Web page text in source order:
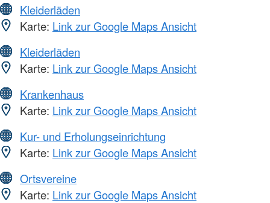
Kleiderläden
Karte: Link zur Google Maps Ansicht
Kleiderläden
Karte: Link zur Google Maps Ansicht
Krankenhaus
Karte: Link zur Google Maps Ansicht
Kur- und Erholungseinrichtung
Karte: Link zur Google Maps Ansicht
Ortsvereine
Karte: Link zur Google Maps Ansicht